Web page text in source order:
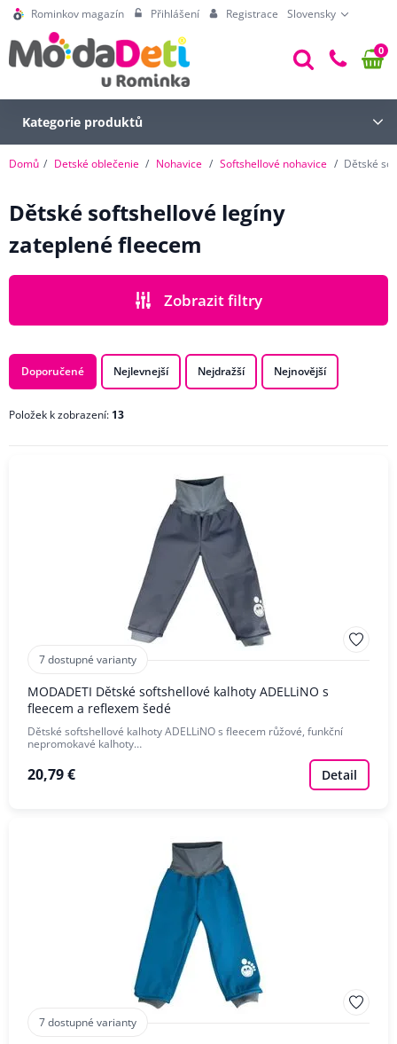
Rominkov magazín Přihlášení Registrace Slovensky
0
Kategorie produktů
Domů Detské oblečenie Nohavice Softshellové nohavice Dětské
Dětské softshellové legíny
zateplené fleecem
Zobrazit filtry
CENA
BARVA
Doporučené Nejlevnejší Nejdražší Nejnovější
Položek k zobrazení: 13
7 dostupné varianty
MODADETI Dětské softshellové kalhoty ADELLiNO s
fleecem a reflexem šedé
Dětské softshellové kalhoty ADELLiNO s fleecem růžové, funkční
nepromokavé kalhoty…
20,79 € Detail
7 dostupné varianty